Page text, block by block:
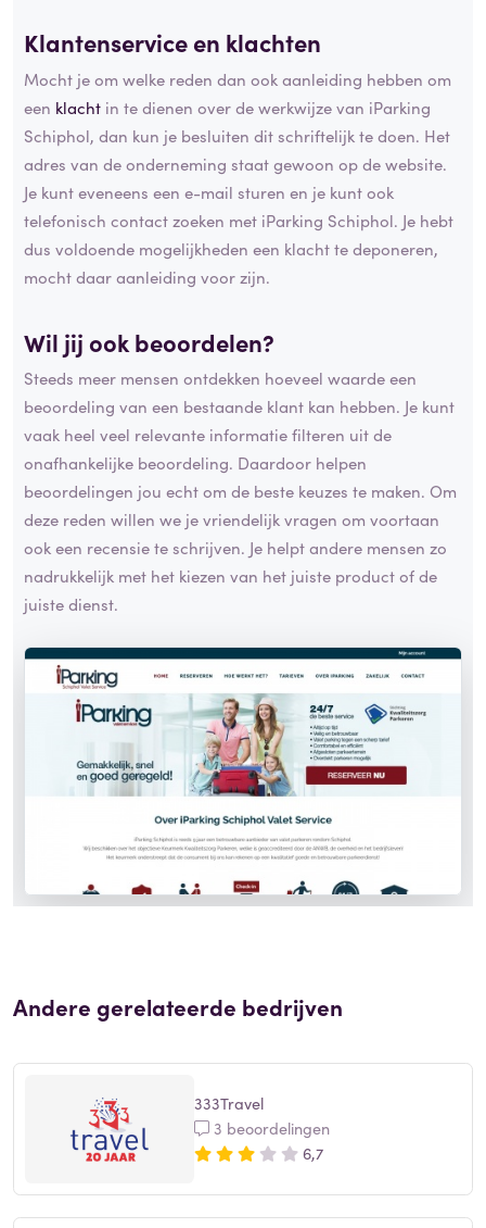
Klantenservice en klachten
Mocht je om welke reden dan ook aanleiding hebben om
een klacht in te dienen over de werkwijze van iParking
Schiphol, dan kun je besluiten dit schriftelijk te doen. Het
adres van de onderneming staat gewoon op de website.
Je kunt eveneens een e-mail sturen en je kunt ook
telefonisch contact zoeken met iParking Schiphol. Je hebt
dus voldoende mogelijkheden een klacht te deponeren,
mocht daar aanleiding voor zijn.
Wil jij ook beoordelen?
Steeds meer mensen ontdekken hoeveel waarde een
beoordeling van een bestaande klant kan hebben. Je kunt
vaak heel veel relevante informatie filteren uit de
onafhankelijke beoordeling. Daardoor helpen
beoordelingen jou echt om de beste keuzes te maken. Om
deze reden willen we je vriendelijk vragen om voortaan
ook een recensie te schrijven. Je helpt andere mensen zo
nadrukkelijk met het kiezen van het juiste product of de
juiste dienst.
Andere gerelateerde bedrijven
333Travel
3 beoordelingen
6,7